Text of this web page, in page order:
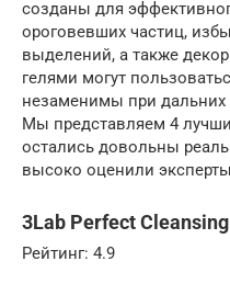
созданы для
ороговевших частиц,
выделений, а также
гелями могут
незаменимы при дальних
Мы представляем 4
остались довольны
высоко оценили
3Lab Perfect
Рейтинг: 4.9